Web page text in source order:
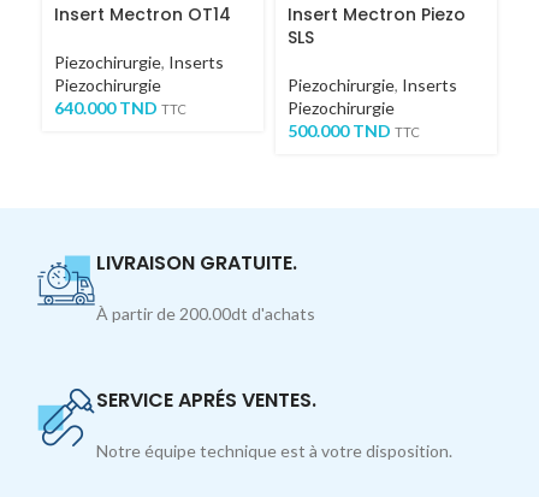
Insert Mectron OT14
Piezochirurgie, Inserts
Piezochirurgie
640.000TND TTC
Insert Mectron Piezo
SLS
Piezochirurgie, Inserts
Piezochirurgie
500.000TND TTC
LIVRAISON GRATUITE.
À partir de 200.00dt d'achats
SERVICE APRÉS VENTES.
Notre équipe technique est à votre disposition.